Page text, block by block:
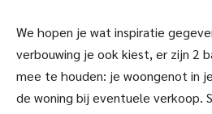
We hopen je wat inspiratie
verbouwing je ook kiest, er zijn 2
mee te houden: je woongenot in
de woning bij eventuele verkoop.